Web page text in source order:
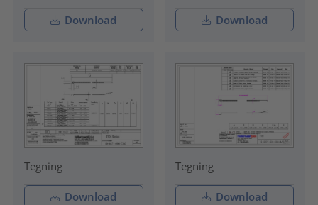
Download Download
Tegning
Download
Tegning
Download